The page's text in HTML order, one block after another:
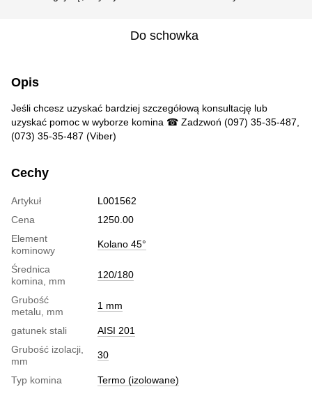
Do schowka
Opis
Jeśli chcesz uzyskać bardziej szczegółową konsultację lub
uzyskać pomoc w wyborze komina ☎ Zadzwoń (097) 35-35-487,
(073) 35-35-487 (Viber)
Cechy
Artykuł
L001562
Cena
1250.00
Element
kominowy
Kolano 45°
Średnica
komina, mm
120/180
Grubość
metalu, mm
1 mm
gatunek stali
AISI 201
Grubość izolacji,
mm
30
Typ komina Termo (izolowane)